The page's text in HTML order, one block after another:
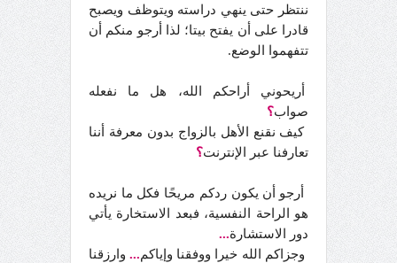
ننتظر حتى ينهي دراسته ويتوظف ويصبح
قادرا على أن يفتح بيتا؛ لذا أرجو منكم أن
تتفهموا الوضع.
أريحوني أراحكم الله، هل ما نفعله
صواب؟
كيف نقنع الأهل بالزواج بدون معرفة أننا
تعارفنا عبر الإنترنت؟
أرجو أن يكون ردكم مريحًا فكل ما نريده
هو الراحة النفسية، فبعد الاستخارة يأتي
دور الاستشارة...
وجزاكم الله خيرا ووفقنا وإياكم... وارزقنا